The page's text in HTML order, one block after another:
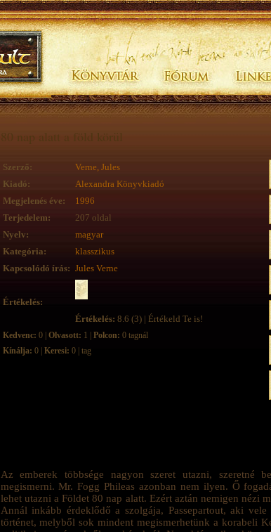
80 nap alatt a föld körül
Szerző:
Verne, Jules
Kiadó:
Alexandra Könyvkiadó
Megjelenés éve:
1996
Terjedelem:
207 oldal
Nyelv:
magyar
Kategória:
klasszikus
Kapcsolódó írás: Jules Verne
Értékelés:
Értékelés: 8.6 (3) | Értékeld Te is!
Kedvenc: 0 | Olvasott: 1 | Polcon: 0 tagnál
Kínálja: 0 | Keresi: 0 | tag
Az emberek többsége nagyon szeret utazni, szeretné
megismerni. Mr. Fogg Phileas azonban nem ilyen. Ő
lehet utazni a Földet 80 nap alatt. Ezért aztán nemigen nézi
Annál inkább érdeklődő a szolgája, Passepartout, aki
történet, melyből sok mindent megismerhetünk a korabeli